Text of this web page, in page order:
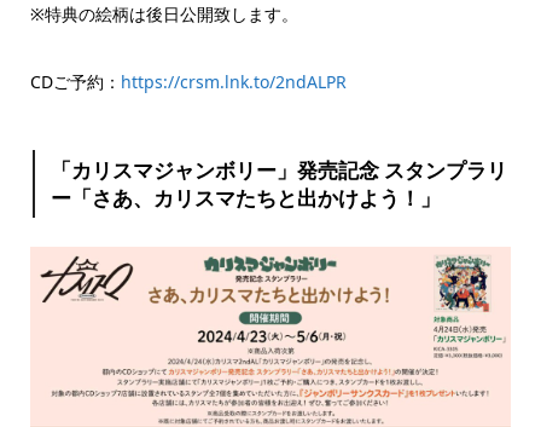
※特典の絵柄は後日公開致します。
CDご予約： https://crsm.lnk.to/2ndALPR
「カリスマジャンボリー」発売記念 スタンプラリ
ー「さあ、カリスマたちと出かけよう！」